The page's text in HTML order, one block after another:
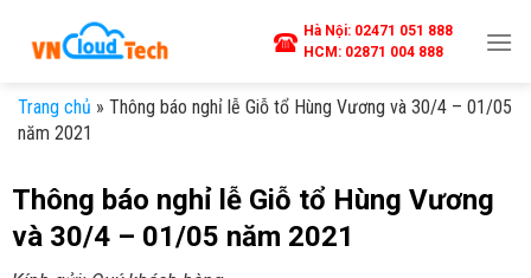
Hà Nội: 02471 051 888
HCM: 02871 004 888
Trang chủ » Thông báo nghỉ lễ Giỗ tổ Hùng Vương và 30/4 – 01/05
năm 2021
Thông báo nghỉ lễ Giỗ tổ Hùng Vương
và 30/4 – 01/05 năm 2021